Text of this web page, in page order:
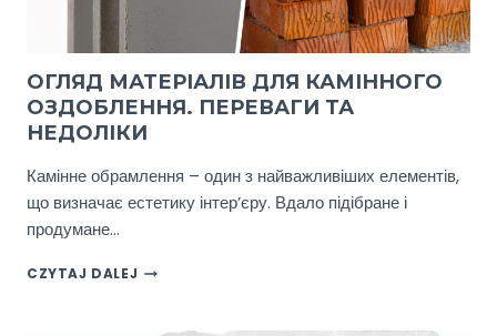
ОГЛЯД МАТЕРІАЛІВ ДЛЯ КАМІННОГО
ОЗДОБЛЕННЯ. ПЕРЕВАГИ ТА
НЕДОЛІКИ
Камінне обрамлення – один з найважливіших елементів,
що визначає естетику інтер’єру. Вдало підібране і
продумане…
CZYTAJ DALEJ ОГЛЯД